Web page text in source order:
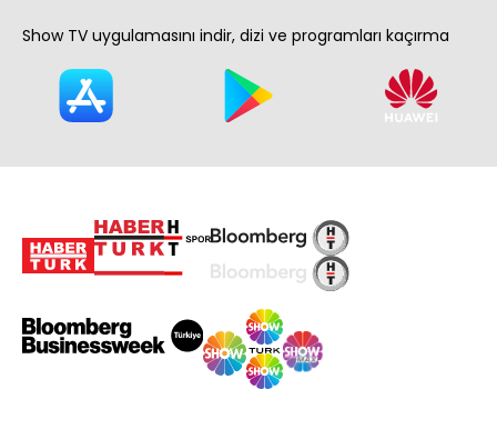
Show TV uygulamasını indir, dizi ve programları kaçırma